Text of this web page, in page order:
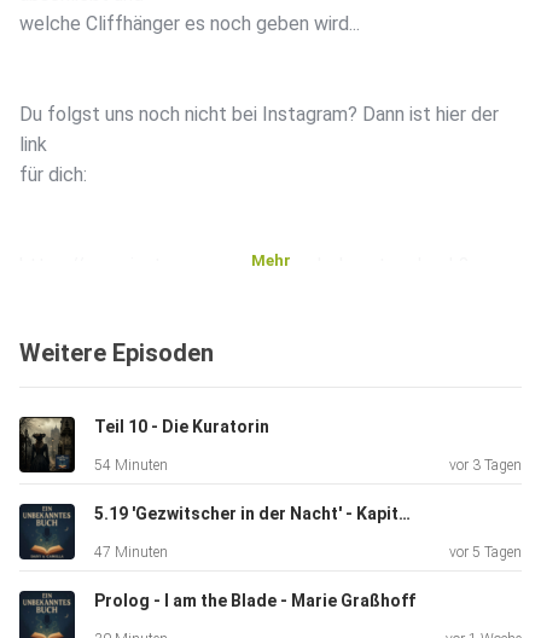
welche Cliffhänger es noch geben wird...
Du folgst uns noch nicht bei Instagram? Dann ist hier der
link
für dich:
https://www.instagram.com/ein_unbekanntes_buch?
schreibe auch deine Bewertung bei Apple Podcast.
Vielen Lieben Dank
Wenn du mit reden möchtest dann geht’s hier zum Discord
Mehr
Weitere Episoden
Teil 10 - Die Kuratorin
54 Minuten vor 3 Tagen
5.19 'Gezwitscher in der Nacht' - Kapitel 22 Das Rad der Zeit 5
47 Minuten vor 5 Tagen
Prolog - I am the Blade - Marie Graßhoff